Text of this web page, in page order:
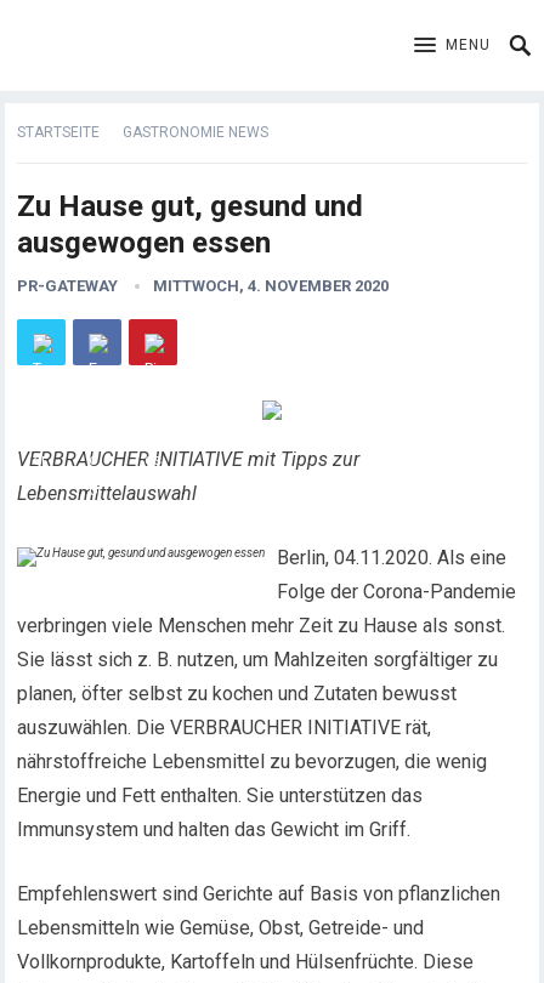
MENU
STARTSEITE GASTRONOMIE NEWS
Zu Hause gut, gesund und
ausgewogen essen
PR-GATEWAY MITTWOCH, 4. NOVEMBER 2020
VERBRAUCHER INITIATIVE mit Tipps zur
Lebensmittelauswahl
Berlin, 04.11.2020. Als eine
Folge der Corona-Pandemie
verbringen viele Menschen mehr Zeit zu Hause als sonst.
Sie lässt sich z. B. nutzen, um Mahlzeiten sorgfältiger zu
planen, öfter selbst zu kochen und Zutaten bewusst
auszuwählen. Die VERBRAUCHER INITIATIVE rät,
nährstoffreiche Lebensmittel zu bevorzugen, die wenig
Energie und Fett enthalten. Sie unterstützen das
Immunsystem und halten das Gewicht im Griff.
Empfehlenswert sind Gerichte auf Basis von pflanzlichen
Lebensmitteln wie Gemüse, Obst, Getreide- und
Vollkornprodukte, Kartoffeln und Hülsenfrüchte. Diese